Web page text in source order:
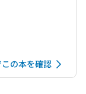
の本を確認